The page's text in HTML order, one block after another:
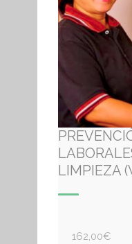
LIMPIEZA
162,00€